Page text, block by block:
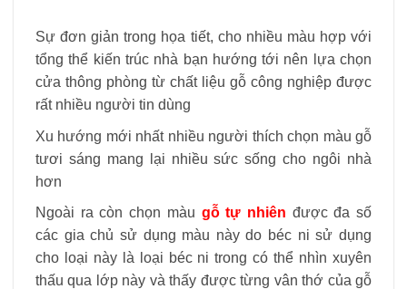
Sự đơn giản trong họa tiết, cho nhiều màu hợp với
tổng thể kiến trúc nhà bạn hướng tới nên lựa chọn
cửa thông phòng từ chất liệu gỗ công nghiệp được
rất nhiều người tin dùng
Xu hướng mới nhất nhiều người thích chọn màu gỗ
tươi sáng mang lại nhiều sức sống cho ngôi nhà
hơn
Ngoài ra còn chọn màu gỗ tự nhiên được đa số
các gia chủ sử dụng màu này do béc ni sử dụng
cho loại này là loại béc ni trong có thể nhìn xuyên
thấu qua lớp này và thấy được từng vân thớ của gỗ